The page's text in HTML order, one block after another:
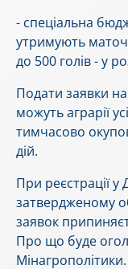
- спеціальна
утримують
до 500 голів - у
Подати заявки
можуть аграрії
тимчасово
дій.
При реєстрації
затвердженому
заявок
Про що буде
Мінагрополітики.